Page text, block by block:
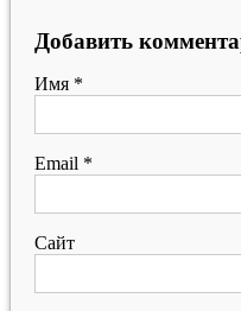
Добавить
Имя *
Email *
Сайт